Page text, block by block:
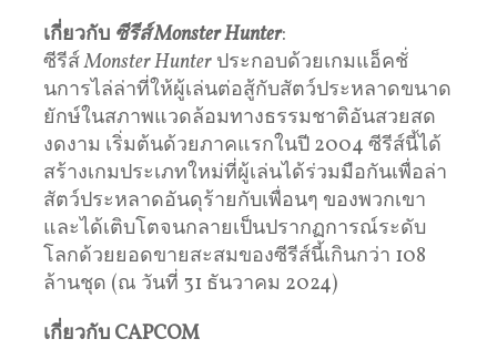
เกี่ยวกับ ซีรีส์Monster Hunter:
ซีรีส์Monster Hunter ประกอบด้วยเกมแอ็คชั่
นการไล่ล่าที่ให้ผู้เล่นต่อสู้กับสัตว์ประหลาดขนาด
ยักษ์ในสภาพแวดล้อมทางธรรมชาติอันสวยสด
งดงาม เริ่มต้นด้วยภาคแรกในปี 2004 ซีรีส์นี้ได้
สร้างเกมประเภทใหม่ที่ผู้เล่นได้ร่วมมือกันเพื่อล่า
สัตว์ประหลาดอันดุร้ายกับเพื่อนๆ ของพวกเขา
และได้เติบโตจนกลายเป็นปรากฏการณ์ระดับ
โลกด้วยยอดขายสะสมของซีรีส์นี้เกินกว่า 108
ล้านชุด (ณ วันที่ 31 ธันวาคม 2024)
เกี่ยวกับ CAPCOM